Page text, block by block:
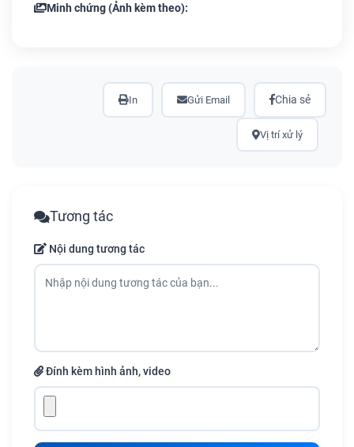
Minh chứng (Ảnh kèm theo):
In Gửi Email Chia sẻ
Vị trí xử lý
Tương tác
Nội dung tương tác
Đính kèm hình ảnh, video